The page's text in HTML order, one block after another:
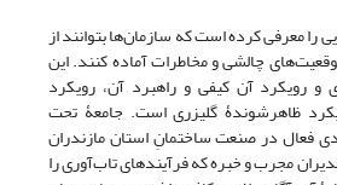
معرفی کرده است که سازمان‌ها بتوانند از
چالشی و مخاطرات آماده کنند. این
رویکرد آن کیفی و راهبرد آن، رویکرد
ظاهرشوندۀ گلیزری است. جامعۀ تحت
فعال در صنعت ساختمانِ استان مازندران
مجرب و خبره که فرآیندهای تاب‌آوری را